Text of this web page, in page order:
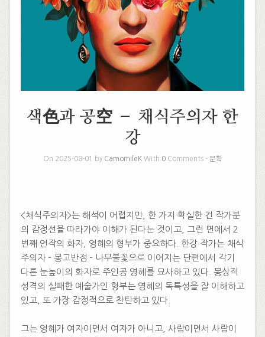
색色과 공空 – 채식주의자 한
강
On 2025-08-01 by CamomileKWith 0Comments - 문학
<채식주의자>는 해석이 어렵지만, 한 가지 확실한 건 작가분
의 감정선을 따라가야 이해가 된다는 것이고, 그런 면에서 2
번째 연작의 화자, 영혜의 형부가 중요하다. 한강 작가는 채식
주의자 – 몽고반점 – 나무불꽃으로 이어지는 단편에서 각기
다른 눈높이의 화자로 주인공 영혜를 묘사하고 있다. 몽상적
성격의 실패한 예술가인 형부는 영혜의 독특성을 잘 이해하고
있고, 또 가장 감정적으로 찬탄하고 있다.
그는 영혜가 여자이면서 여자가 아니고, 사람이면서 사람이